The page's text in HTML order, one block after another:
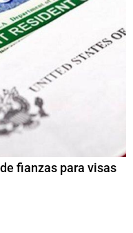
fianzas para visas